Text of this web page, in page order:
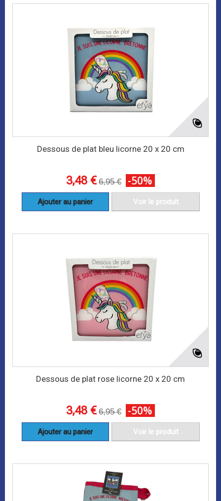
Dessous de plat bleu licorne 20 x 20 cm
3,48 € 6,95 € -50%
Ajouter au panier Voir le produit
Dessous de plat rose licorne 20 x 20 cm
3,48 € 6,95 € -50%
Ajouter au panier Voir le produit